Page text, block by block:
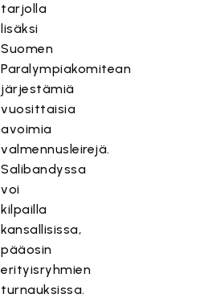
tarjolla
lisäksi
Suomen
Paralympiakomitean
järjestämiä
vuosittaisia
avoimia
valmennusleirejä.
Salibandyssa
voi
kilpailla
kansallisissa,
pääosin
erityisryhmien
turnauksissa.